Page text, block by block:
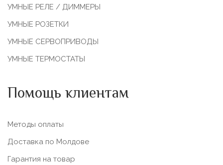
УМНЫЕ РЕЛЕ / ДИММЕРЫ
УМНЫЕ РОЗЕТКИ
УМНЫЕ СЕРВОПРИВОДЫ
УМНЫЕ ТЕРМОСТАТЫ
Помощь клиентам
Методы оплаты
Доставка по Молдове
Гарантия на товар